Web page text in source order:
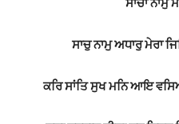
ਸਾਚੁ ਨਾਮੁ ਅਧਾਰੁ ਮੇਰਾ
ਕਰਿ ਸਾਂਤਿ ਸੁਖ ਮਨਿ ਆਇ